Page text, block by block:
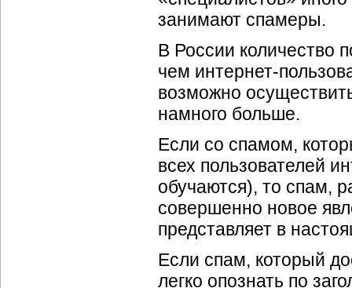
занимают спамеры.
В России количество
чем интернет-
возможно
намного больше.
Если со спамом,
всех пользователей
обучаются), то
совершенно новое
представляет в
Если спам, который
легко опознать по